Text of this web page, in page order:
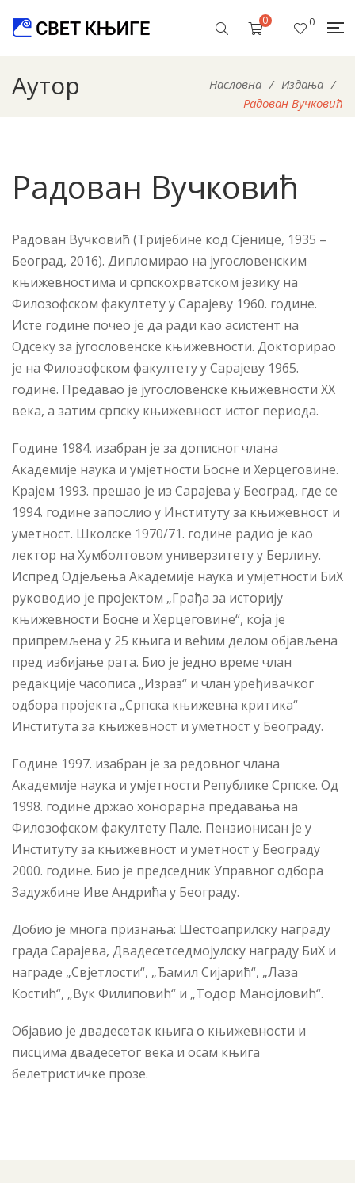
0 0
Аутор Насловна / Издања /
Радован Вучковић
Радован Вучковић
Радован Вучковић (Тријебине код Сјенице, 1935 –
Београд, 2016). Дипломирао на југословенским
књижевностима и српскохрватском језику на
Филозофском факултету у Сарајеву 1960. године.
Исте године почео је да ради као асистент на
Одсеку за југословенске књижевности. Докторирао
је на Филозофском факултету у Сарајеву 1965.
године. Предавао је југословенске књижевности XX
века, а затим српску књижевност истог периода.
Године 1984. изабран је за дописног члана
Академије наука и умјетности Босне и Херцеговине.
Крајем 1993. прешао је из Сарајева у Београд, где се
1994. године запослио у Институту за књижевност и
уметност. Школске 1970/71. године радио је као
лектор на Хумболтовом универзитету у Берлину.
Испред Одјељења Академије наука и умјетности БиХ
руководио је пројектом „Грађа за историју
књижевности Босне и Херцеговине“, која је
припремљена у 25 књига и већим делом објављена
пред избијање рата. Био је једно време члан
редакције часописа „Израз“ и члан уређивачког
одбора пројекта „Српска књижевна критика“
Института за књижевност и уметност у Београду.
Године 1997. изабран је за редовног члана
Академије наука и умјетности Републике Српске. Од
1998. године држао хонорарна предавања на
Филозофском факултету Пале. Пензионисан је у
Институту за књижевност и уметност у Београду
2000. године. Био је председник Управног одбора
Задужбине Иве Андрића у Београду.
Добио је многа признања: Шестоаприлску награду
града Сарајева, Двадесетседмојулску награду БиХ и
награде „Свјетлости“, „Ђамил Сијарић“, „Лаза
Костић“, „Вук Филиповић“ и „Тодор Манојловић“.
Објавио је двадесетак књига о књижевности и
писцима двадесетог века и осам књига
белетристичке прозе.